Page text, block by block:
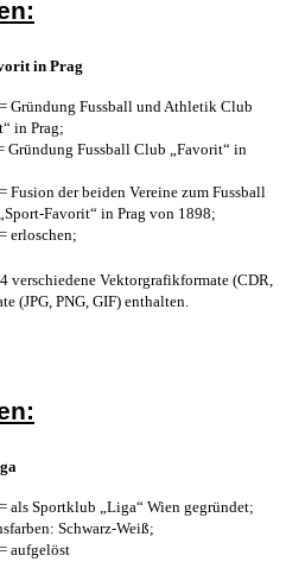
in Prag
Gründung Fussball und Athletik Club
in Prag;
Gründung Fussball Club „Favorit“ in
Fusion der beiden Vereine zum Fussball
Favorit“ in Prag von 1898;
erloschen;
verschiedene Vektorgrafikformate (CDR,
(JPG, PNG, GIF) enthalten.
als Sportklub „Liga“ Wien gegründet;
Schwarz-Weiß;
aufgelöst